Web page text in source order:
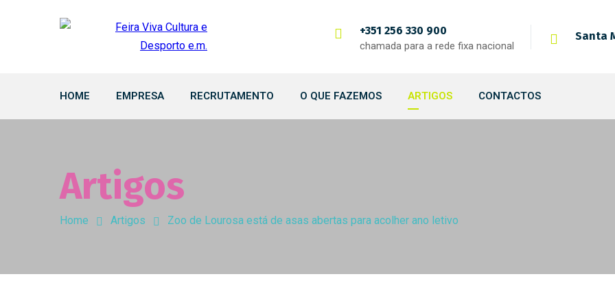
+351 256 330 900
chamada para a rede fixa nacional
Santa
HOME EMPRESA RECRUTAMENTO O QUE FAZEMOS ARTIGOS CONTACTOS
Artigos
Home Artigos Zoo de Lourosa está de asas abertas para acolher ano letivo